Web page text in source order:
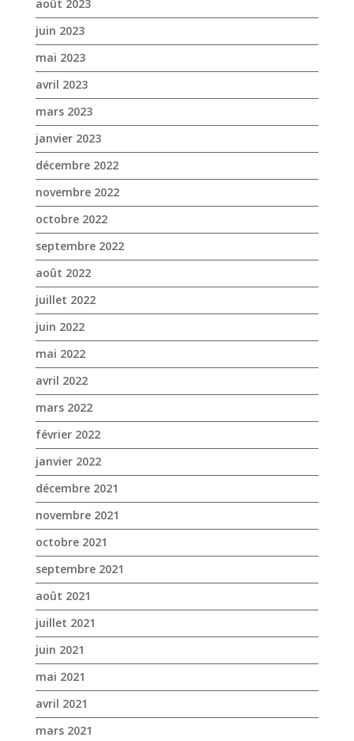
janvier 2023
décembre 2022
novembre 2022
octobre 2022
septembre 2022
août 2022
juillet 2022
juin 2022
mai 2022
avril 2022
mars 2022
février 2022
janvier 2022
décembre 2021
novembre 2021
octobre 2021
septembre 2021
août 2021
juillet 2021
juin 2021
mai 2021
avril 2021
mars 2021
février 2021
janvier 2021
novembre 2020
octobre 2020
septembre 2020